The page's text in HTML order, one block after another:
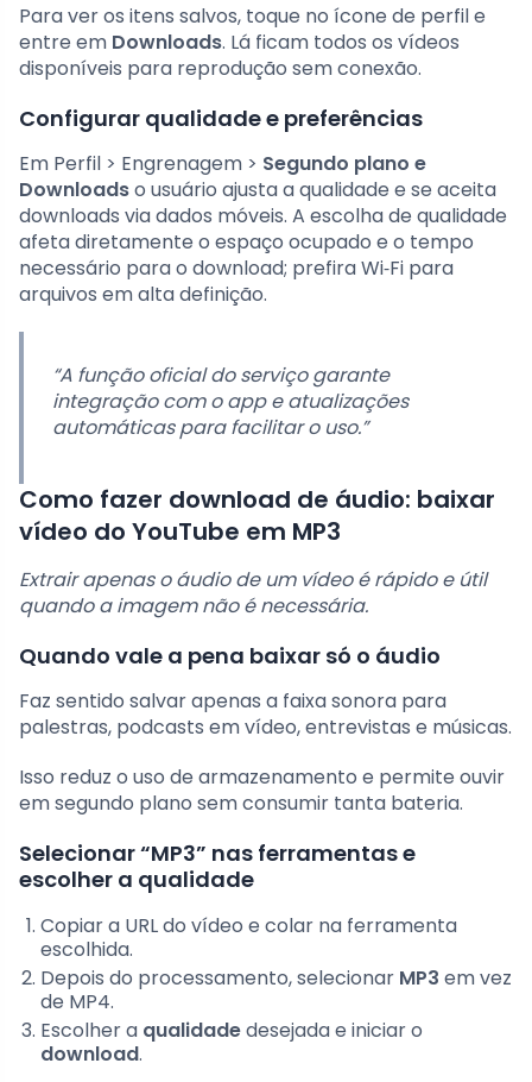
Para ver os itens salvos, toque no ícone de perfil e
entre em Downloads. Lá ficam todos os vídeos
disponíveis para reprodução sem conexão.
Configurar qualidade e preferências
Em Perfil > Engrenagem > Segundo plano e
Downloadso usuário ajusta a qualidade e se aceita
downloads via dados móveis. A escolha de qualidade
afeta diretamente o espaço ocupado e o tempo
necessário para o download; prefira Wi‑Fi para
arquivos em alta definição.
“A função oficial do serviço garante
integração com o app e atualizações
automáticas para facilitar o uso.”
Como fazer download de áudio: baixar
vídeo do YouTube em MP3
Extrair apenas o áudio de um vídeo é rápido e útil
quando a imagem não é necessária.
Quando vale a pena baixar só o áudio
Faz sentido salvar apenas a faixa sonora para
palestras, podcasts em vídeo, entrevistas e músicas.
Isso reduz o uso de armazenamento e permite ouvir
em segundo plano sem consumir tanta bateria.
Selecionar “MP3” nas ferramentas e
escolher a qualidade
Copiar a URL do vídeo e colar na ferramenta
escolhida.
Depois do processamento, selecionar MP3 em vez
de MP4.
Escolher a qualidadedesejada e iniciar o
download.